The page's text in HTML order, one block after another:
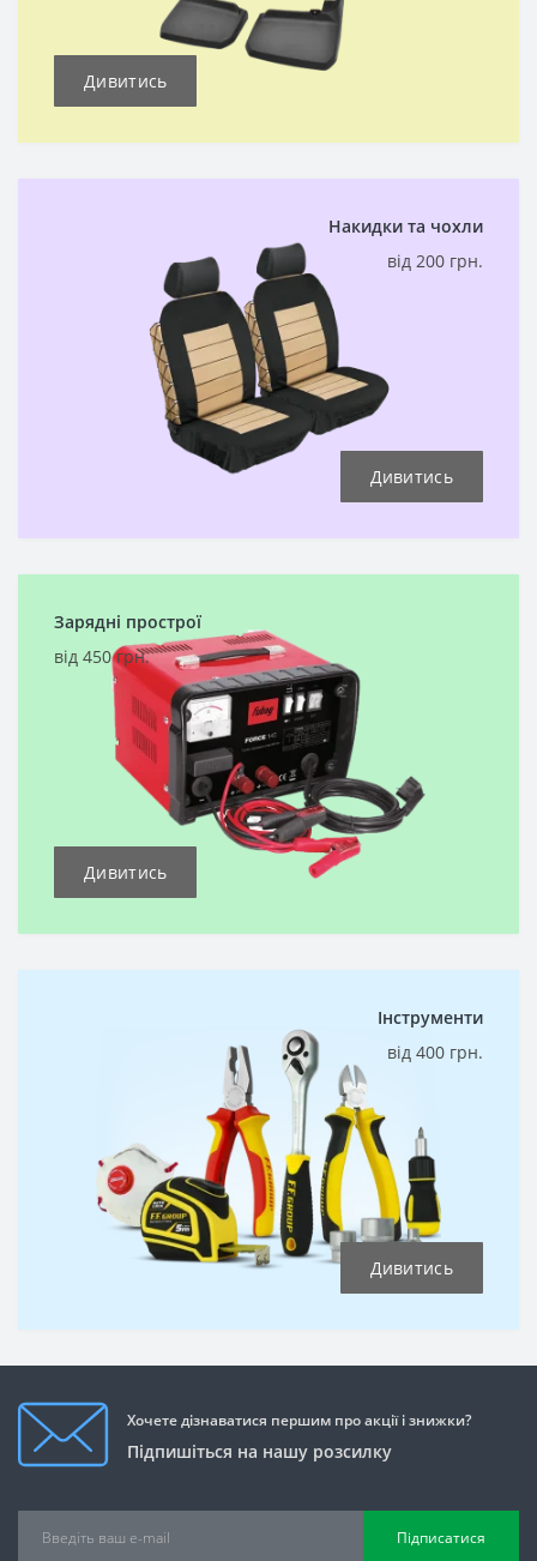
Дивитись
Накидки та чохли
від 200 грн.
Дивитись
Зарядні прострої
від 450 грн.
Дивитись
Інструменти
від 400 грн.
Дивитись
Хочете дізнаватися першим про акції і знижки?
Підпишіться на нашу розсилку
Підписатися